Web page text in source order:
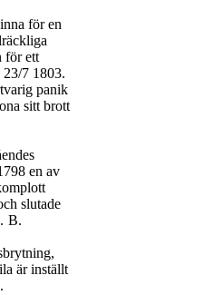
för en
för ett
23/7 1803.
panik
sitt brott
en av
slutade
är inställt